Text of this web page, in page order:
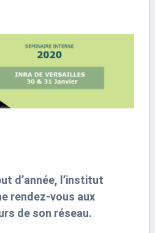
d’année, l’institut
rendez-vous aux
de son réseau.